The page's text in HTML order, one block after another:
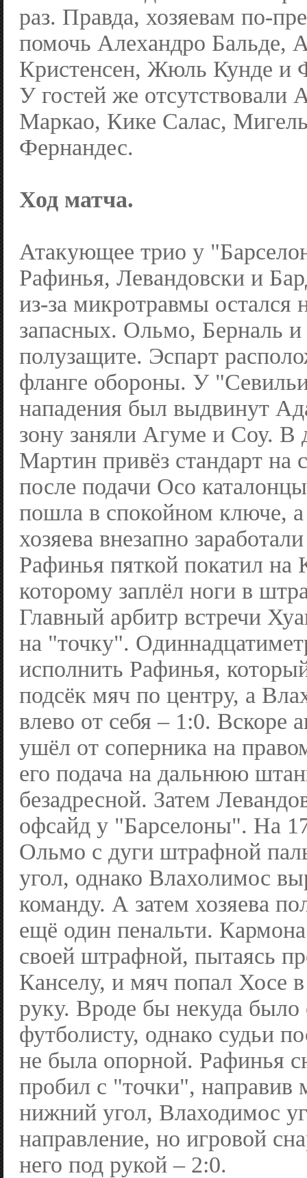
раз. Правда, хозяевам по-
помочь Алехандро Бальде,
Кристенсен, Жюль Кунде и
У гостей же отсутствовали
Маркао, Кике Салас,
Фернандес.
Ход матча.
Атакующее трио у
Рафинья, Левандовски и
из-за микротравмы остался
запасных. Ольмо, Берналь
полузащите. Эспарт
фланге обороны. У
нападения был выдвинут
зону заняли Агуме и Соу. В
Мартин привёз стандарт на
после подачи Осо
пошла в спокойном ключе,
хозяева внезапно
Рафинья пяткой покатил на
которому заплёл ноги в
Главный арбитр встречи
на "точку".
исполнить Рафинья,
подсёк мяч по центру, а
влево от себя – 1:0. Вскоре
ушёл от соперника на
его подача на дальнюю
безадресной. Затем
офсайд у "Барселоны". На
Ольмо с дуги штрафной
угол, однако Влахолимос
команду. А затем хозяева
ещё один пенальти. Кармона
своей штрафной, пытаясь
Канселу, и мяч попал Хосе
руку. Вроде бы некуда было
футболисту, однако судьи
не была опорной. Рафинья
пробил с "точки", направив
нижний угол, Влаходимос
направление, но игровой
него под рукой – 2:0.